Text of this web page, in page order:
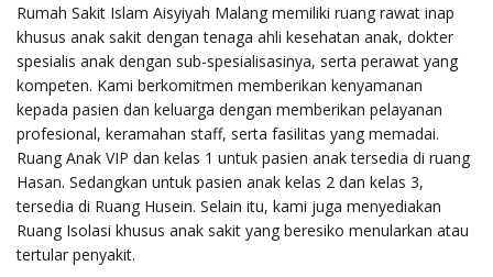
i
Rumah Sakit Islam Aisyiyah Malang memiliki ruang rawat inap
khusus anak sakit dengan tenaga ahli kesehatan anak, dokter
spesialis anak dengan sub-spesialisasinya, serta perawat yang
kompeten. Kami berkomitmen memberikan kenyamanan
kepada pasien dan keluarga dengan memberikan pelayanan
profesional, keramahan staff, serta fasilitas yang memadai.
Ruang Anak VIP dan kelas 1 untuk pasien anak tersedia di ruang
Hasan. Sedangkan untuk pasien anak kelas 2 dan kelas 3,
tersedia di Ruang Husein. Selain itu, kami juga menyediakan
Ruang Isolasi khusus anak sakit yang beresiko menularkan atau
tertular penyakit.